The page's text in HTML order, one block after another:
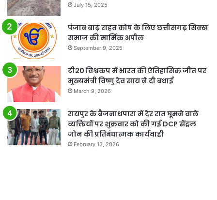
July 15, 2025
पंजाब बाढ़ राहत कोष के लिए छत्तीसगढ़ सिक्ख
समाज की मार्मिक अपील
September 9, 2025
टी20 विश्वकप में भारत की ऐतिहासिक जीत पर
मुख्यमंत्री विष्णु देव साय ने दी बधाई
March 9, 2026
रायपुर के बैजनाथपारा में देर रात घूमने वाले
व्यक्तियों पर शुक्रवार को की गई DCP सेंट्रल
जोन की प्रतिबंधात्मक कार्यवाही
February 13, 2026